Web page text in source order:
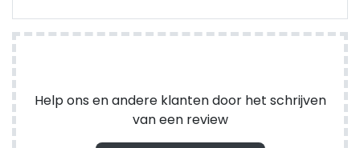
niks meer van en hij blijft constant stroom geven.
Help ons en andere klanten door het schrijven
van een review